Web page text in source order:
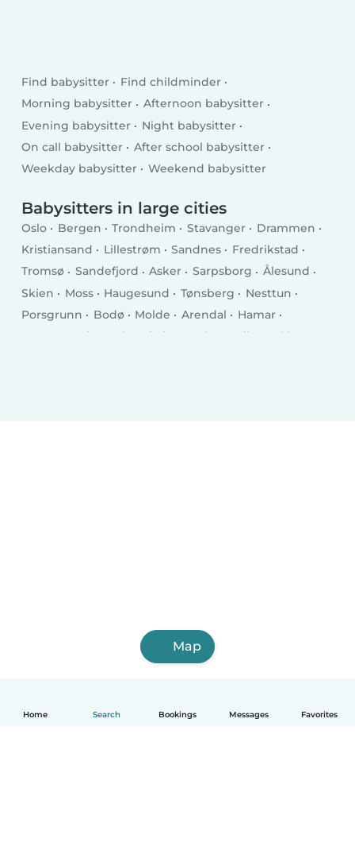
Home Search Bookings Messages Favorites
Find babysitter
Find childminder
Morning babysitter
Afternoon babysitter
Evening babysitter
Night babysitter
On call babysitter
After school babysitter
Weekday babysitter
Weekend babysitter
Babysitters in large cities
Oslo Bergen Trondheim Stavanger
Drammen
Kristiansand
Lillestrøm Sandnes
Fredrikstad
Tromsø
Sandefjord Asker Sarpsborg
Ålesund
Skien
Moss Haugesund Tønsberg
Nesttun
Porsgrunn
Bodø Molde Arendal
Hamar
Grimstad Kristiansund Larvik
Halden
Map